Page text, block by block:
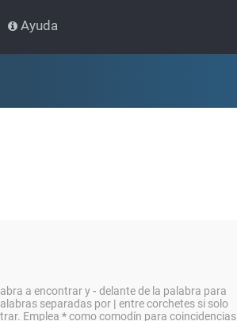
Ayuda
a encontrar y- delante de la palabra para
separadas por | entre corchetes si solo
Emplea *como comodín para coincidencias